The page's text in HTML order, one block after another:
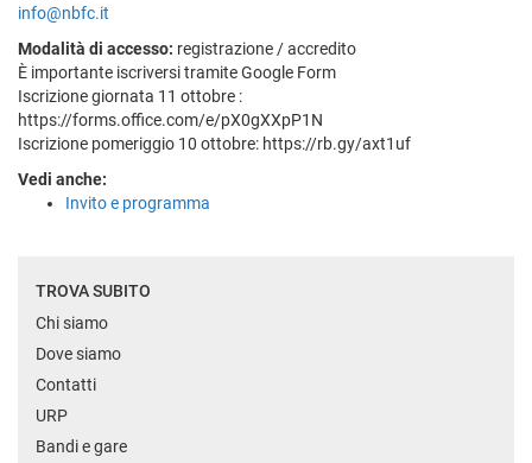
info@nbfc.it
Modalità di accesso: registrazione / accredito
È importante iscriversi tramite Google Form
Iscrizione giornata 11 ottobre :
https://forms.office.com/e/pX0gXXpP1N
Iscrizione pomeriggio 10 ottobre: https://rb.gy/axt1uf
Vedi anche:
Invito e programma
TROVA SUBITO
Chi siamo
Dove siamo
Contatti
URP
Bandi e gare